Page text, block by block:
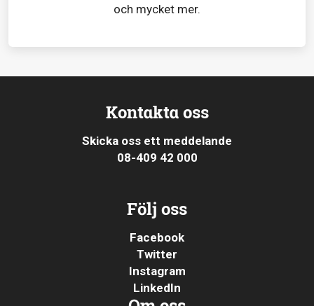
och mycket mer.
Kontakta oss
Skicka oss ett meddelande
08-409 42 000
Följ oss
Facebook
Twitter
Instagram
LinkedIn